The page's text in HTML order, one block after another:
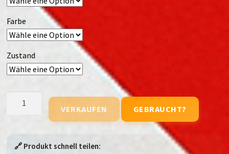
Farbe
Zustand
(5G)
Menge
VERKAUFEN GEBRAUCHT?
🔗 Produkt schnell teilen: